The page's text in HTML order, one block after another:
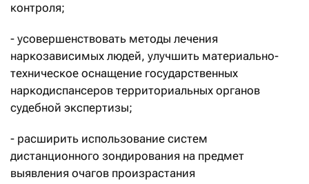
контроля;
- усовершенствовать методы лечения
наркозависимых людей, улучшить материально-
техническое оснащение государственных
наркодиспансеров территориальных органов
судебной экспертизы;
- расширить использование систем
дистанционного зондирования на предмет
выявления очагов произрастания